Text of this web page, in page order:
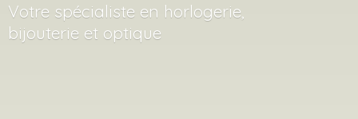
Votre spécialiste en horlogerie,
bijouterie et optique